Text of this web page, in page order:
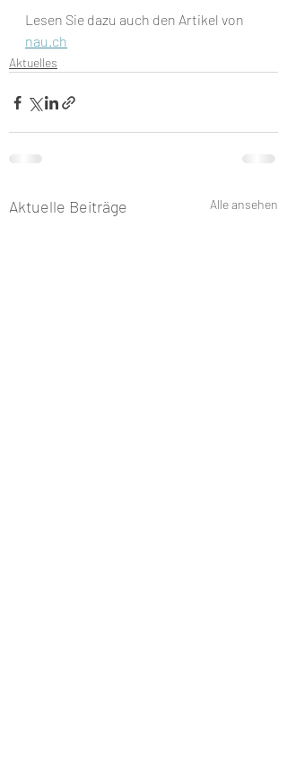
Lesen Sie dazu auch den Artikel von
nau.ch
Aktuelles
Aktuelle Beiträge Alle ansehen